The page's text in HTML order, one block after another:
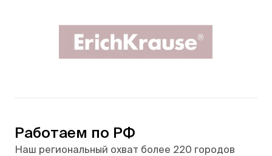
Работаем по РФ
Наш региональный охват более 220 городов